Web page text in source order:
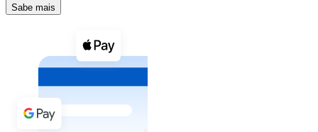
Cupons cripto
Comprar com dinheiro
Sabe mais